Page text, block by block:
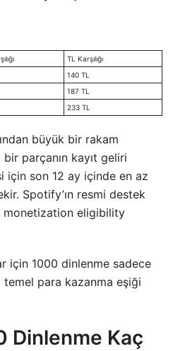
TL Karşılığı
140 TL
187 TL
233 TL
büyük bir rakam
parçanın kayıt geliri
için son 12 ay içinde en az
Spotify’ın resmi destek
monetization eligibility
için 1000 dinlenme sadece
temel para kazanma eşiği
Dinlenme Kaç